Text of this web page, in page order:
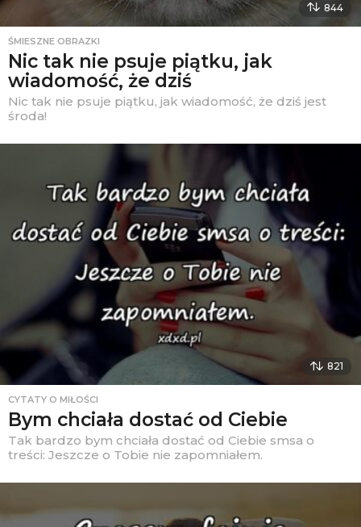
844
ŚMIESZNE OBRAZKI
Nic tak nie psuje piątku, jak
wiadomość, że dziś
Nic tak nie psuje piątku, jak wiadomość, że dziś jest
środa!
821
CYTATY O MIŁOŚCI
Bym chciała dostać od Ciebie
Tak bardzo bym chciała dostać od Ciebie smsa o
treści: Jeszcze o Tobie nie zapomniałem.